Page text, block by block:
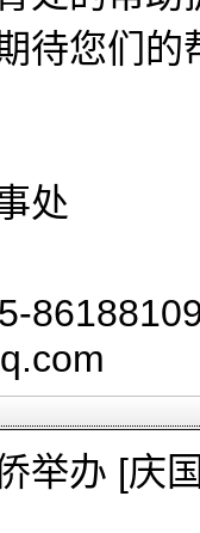
待您们的
处
举办 [庆